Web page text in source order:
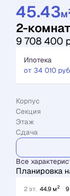
45.43м
2-
9 708 400
Ипотека
от 34 010
Корпус
Секция
Этаж
Сдача
Все
Планировка
2 эт. 44.9 м2